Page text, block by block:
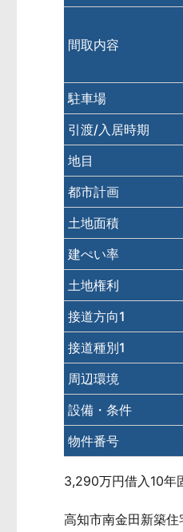
間取内容
駐車場
引渡/入居時期
地目
都市計画
土地面積
建ぺい率
土地権利
接道方向1
接道種別1
周辺環境
設備・条件
物件番号
3,290万円借入10年
高知市南金田新築